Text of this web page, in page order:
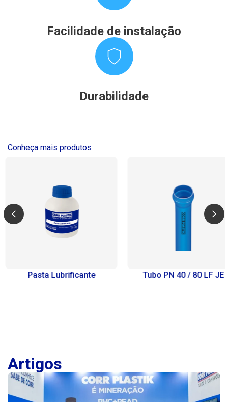
Facilidade de instalação
Durabilidade
Conheça mais produtos
Tubo PN 40 / 80 LF JE Curva 90° (PN 80)
Artigos